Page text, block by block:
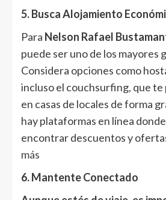
5. Busca Alojamiento
Para Nelson Rafael
puede ser uno de los mayores
Considera opciones como
incluso el couchsurfing, que
en casas de locales de forma
hay plataformas en línea
encontrar descuentos y
más
6. Mantente Conectado